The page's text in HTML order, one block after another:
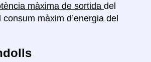
màxima de sortida del
màxim d’energia del